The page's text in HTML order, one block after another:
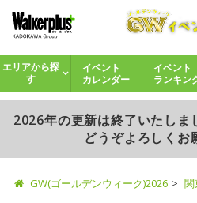
エリアから探
す
イベント
カレンダー
イベント
ランキン
2026年の更新は終了いたしま
どうぞよろしくお
GW(ゴールデンウィーク)2026 関